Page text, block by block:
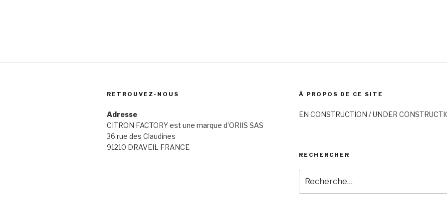
RETROUVEZ-NOUS
Adresse
CITRON FACTORY est une marque d’ORIIS SAS
36 rue des Claudines
91210 DRAVEIL FRANCE
À PROPOS DE CE SITE
EN CONSTRUCTION / UNDER
RECHERCHER
pour
: